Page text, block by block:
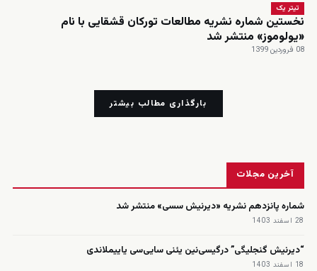
تیتر یک
نخستین شماره نشریه مطالعات تورکان قشقایی با نام
«یولوموز» منتشر شد
08 فروردین 1399
بارگذاری مطالب بیشتر
آخرین مجلات
شماره پانزدهم نشریه «دیرنیش سسی» منتشر شد
28 اسفند 1403
“دیرنیش گنجلیگی” درگیسی‌نین یئنی سایی‌سی یاییملاندی
18 اسفند 1403